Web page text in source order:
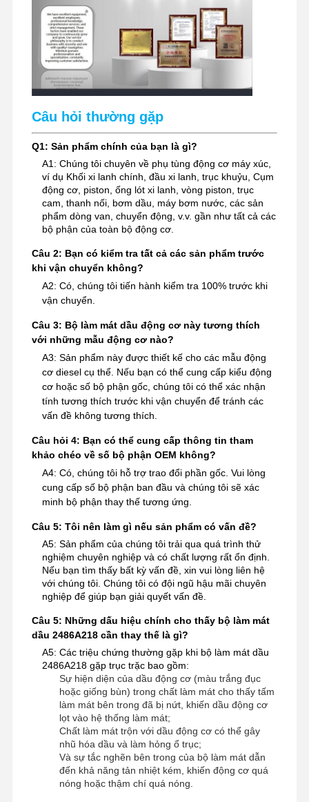
Câu hỏi thường gặp
Q1: Sản phẩm chính của bạn là gì?
A1: Chúng tôi chuyên về phụ tùng động cơ máy xúc,
ví dụ Khối xi lanh chính, đầu xi lanh, trục khuỷu, Cụm
động cơ, piston, ống lót xi lanh, vòng piston, trục
cam, thanh nối, bơm dầu, máy bơm nước, các sản
phẩm dòng van, chuyển động, v.v. gần như tất cả các
bộ phận của toàn bộ động cơ.
Câu 2: Bạn có kiểm tra tất cả các sản phẩm trước
khi vận chuyển không?
A2: Có, chúng tôi tiến hành kiểm tra 100% trước khi
vận chuyển.
Câu 3: Bộ làm mát dầu động cơ này tương thích
với những mẫu động cơ nào?
A3: Sản phẩm này được thiết kế cho các mẫu động
cơ diesel cụ thể. Nếu bạn có thể cung cấp kiểu động
cơ hoặc số bộ phận gốc, chúng tôi có thể xác nhận
tính tương thích trước khi vận chuyển để tránh các
vấn đề không tương thích.
Câu hỏi 4: Bạn có thể cung cấp thông tin tham
khảo chéo về số bộ phận OEM không?
A4: Có, chúng tôi hỗ trợ trao đổi phần gốc. Vui lòng
cung cấp số bộ phận ban đầu và chúng tôi sẽ xác
minh bộ phận thay thế tương ứng.
Câu 5: Tôi nên làm gì nếu sản phẩm có vấn đề?
A5: Sản phẩm của chúng tôi trải qua quá trình thử
nghiệm chuyên nghiệp và có chất lượng rất ổn định.
Nếu bạn tìm thấy bất kỳ vấn đề, xin vui lòng liên hệ
với chúng tôi. Chúng tôi có đội ngũ hậu mãi chuyên
nghiệp để giúp bạn giải quyết vấn đề.
Câu 5: Những dấu hiệu chính cho thấy bộ làm mát
dầu 2486A218 cần thay thế là gì?
A5: Các triệu chứng thường gặp khi bộ làm mát dầu
2486A218 gặp trục trặc bao gồm:
Sự hiện diện của dầu động cơ (màu trắng đục
hoặc giống bùn) trong chất làm mát cho thấy tấm
làm mát bên trong đã bị nứt, khiến dầu động cơ
lọt vào hệ thống làm mát;
Chất làm mát trộn với dầu động cơ có thể gây
nhũ hóa dầu và làm hỏng ổ trục;
Và sự tắc nghẽn bên trong của bộ làm mát dẫn
đến khả năng tản nhiệt kém, khiến động cơ quá
nóng hoặc thậm chí quá nóng.